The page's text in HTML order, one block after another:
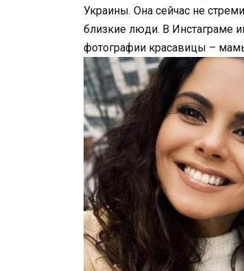
Украины. Она сейчас не
близкие люди. В Инстаграме
фотографии красавицы –